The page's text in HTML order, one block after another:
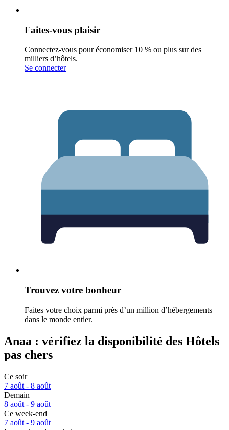
Faites-vous plaisir
Connectez-vous pour économiser 10 % ou plus sur des
milliers d’hôtels.
Se connecter
Trouvez votre bonheur
Faites votre choix parmi près d’un million d’hébergements
dans le monde entier.
Anaa : vérifiez la disponibilité des Hôtels
pas chers
Ce soir
7 août - 8 août
Demain
8 août - 9 août
Ce week-end
7 août - 9 août